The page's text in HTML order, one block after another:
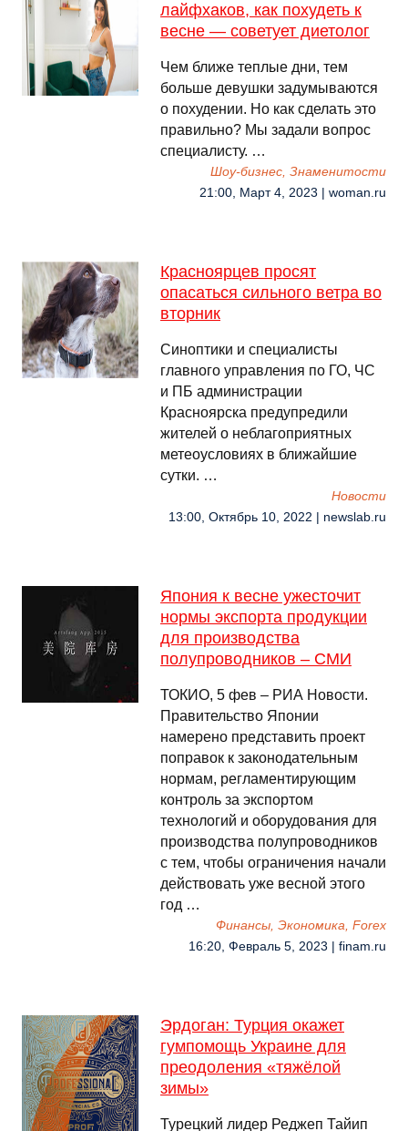
лайфхаков, как похудеть к
весне — советует диетолог
Чем ближе теплые дни, тем
больше девушки задумываются
о похудении. Но как сделать это
правильно? Мы задали вопрос
специалисту. …
Шоу-бизнес, Знаменитости
21:00, Март 4, 2023 | woman.ru
Красноярцев просят
опасаться сильного ветра во
вторник
Синоптики и специалисты
главного управления по ГО, ЧС
и ПБ администрации
Красноярска предупредили
жителей о неблагоприятных
метеоусловиях в ближайшие
сутки. …
Новости
13:00, Октябрь 10, 2022 | newslab.ru
Япония к весне ужесточит
нормы экспорта продукции
для производства
полупроводников – СМИ
ТОКИО, 5 фев – РИА Новости.
Правительство Японии
намерено представить проект
поправок к законодательным
нормам, регламентирующим
контроль за экспортом
технологий и оборудования для
производства полупроводников
с тем, чтобы ограничения начали
действовать уже весной этого
год …
Финансы, Экономика, Forex
16:20, Февраль 5, 2023 | finam.ru
Эрдоган: Турция окажет
гумпомощь Украине для
преодоления «тяжёлой
зимы»
Турецкий лидер Реджеп Тайип